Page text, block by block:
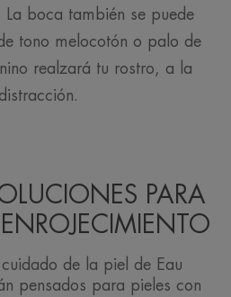
boca también se puede
tono melocotón o palo de
realzará tu rostro, a la
PARA
de la piel de Eau
pensados para pieles con